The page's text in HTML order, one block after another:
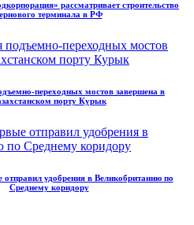
рассматривает строительство
терминала в РФ
переходных мостов завершена в
порту Курык
отправил удобрения в Великобританию по
Среднему коридору